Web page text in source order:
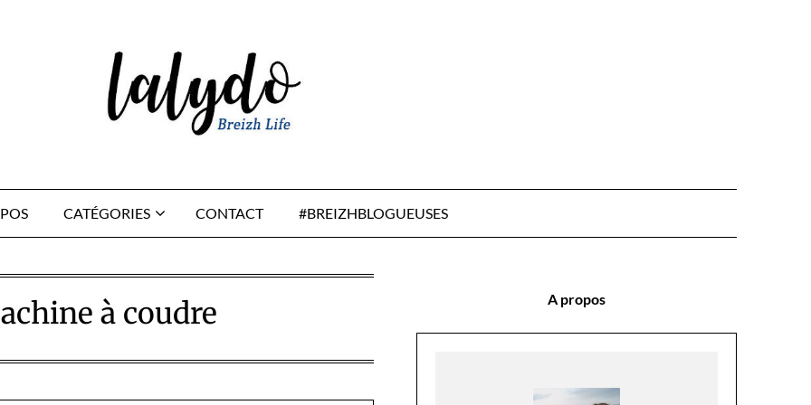
CATÉGORIES CONTACT #BREIZHBLOGUEUSES
à coudre A propos